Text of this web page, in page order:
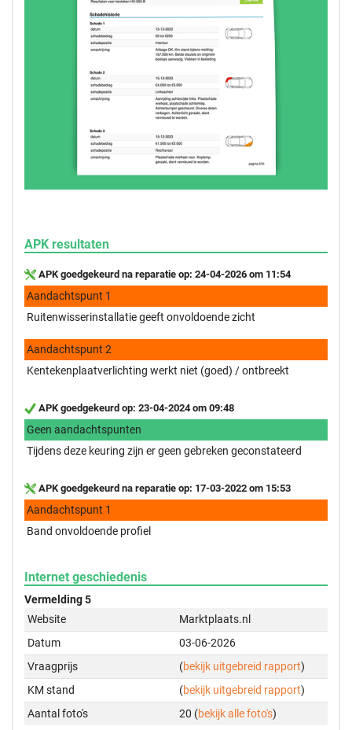
APK resultaten
APK goedgekeurd na reparatie op: 24-04-2026 om 11:54
Aandachtspunt 1
Ruitenwisserinstallatie geeft onvoldoende zicht
Aandachtspunt 2
Kentekenplaatverlichting werkt niet (goed) / ontbreekt
APK goedgekeurd op: 23-04-2024 om 09:48
Geen aandachtspunten
Tijdens deze keuring zijn er geen gebreken geconstateerd
APK goedgekeurd na reparatie op: 17-03-2022 om 15:53
Aandachtspunt 1
Band onvoldoende profiel
Internet geschiedenis
Vermelding 5
Website
Marktplaats.nl
Datum
03-06-2026
Vraagprijs
(bekijk uitgebreid rapport)
KM stand
(bekijk uitgebreid rapport)
Aantal foto's
20 (bekijk alle foto's)